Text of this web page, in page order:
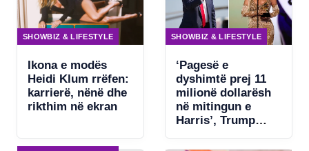
SHOWBIZ & LIFESTYLE
Ikona e modës
Heidi Klum rrëfen:
karrierë, nënë dhe
rikthim në ekran
SHOWBIZ & LIFESTYLE
‘Pagesë e
dyshimtë prej 11
milionë dollarësh
në mitingun e
Harris’, Trump
penale për